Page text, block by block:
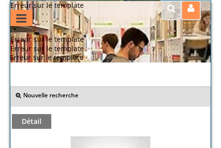
Erreur sur le template
Erreur sur le template
Erreur sur le template
Erreur sur le template
Nouvelle recherche
Détail